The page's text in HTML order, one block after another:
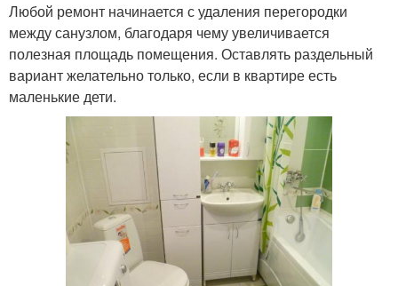
Любой ремонт начинается с удаления перегородки
между санузлом, благодаря чему увеличивается
полезная площадь помещения. Оставлять раздельный
вариант желательно только, если в квартире есть
маленькие дети.